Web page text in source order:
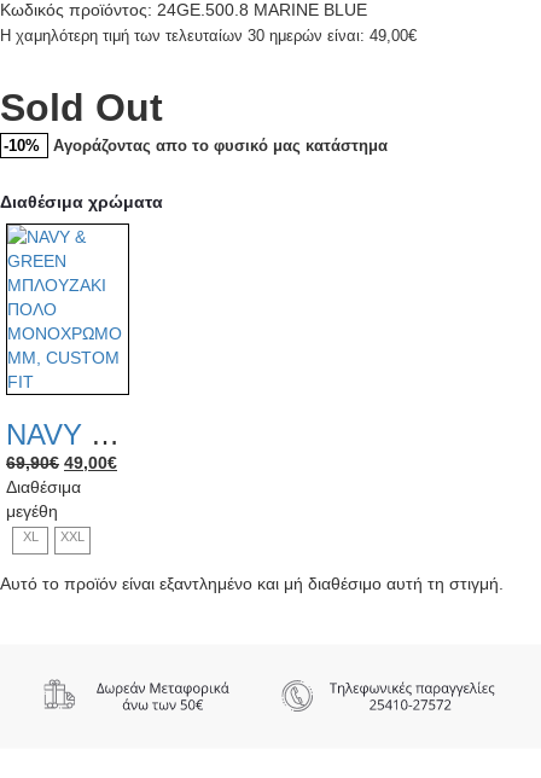
Κωδικός προϊόντος: 24GE.500.8 MARINE BLUE
Η χαμηλότερη τιμή των τελευταίων 30 ημερών είναι: 49,00€
Sold Out
-10% Αγοράζοντας απο το φυσικό μας κατάστημα
Διαθέσιμα χρώματα
NAVY & GREEN ΜΠΛΟΥΖΑΚΙ ΠΟΛΟ ΜΟΝΟΧΡΩΜΟ MM, CUSTOM FIT
69,90€ Original
price
69,90€.
49,00€Η
Διαθέσιμα
μεγέθη
XL XXL
Αυτό το προϊόν είναι εξαντλημένο και μή διαθέσιμο αυτή τη στιγμή.